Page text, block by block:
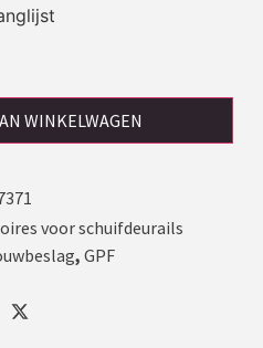
WINKELWAGEN
voor schuifdeurails
, GPF